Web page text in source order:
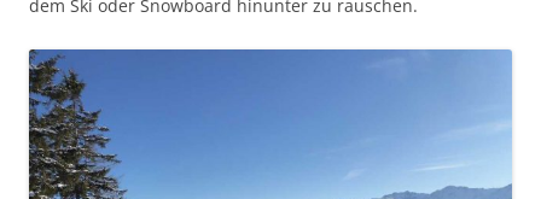
dem Ski oder Snowboard hinunter zu rauschen.